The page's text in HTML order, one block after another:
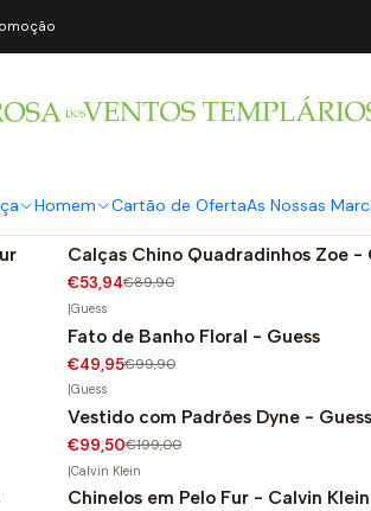
Homem Cartão de OfertaAs Nossas
€69,95
-40%
Calças Chino Quadradinhos Zoe -
€53,94€89,90
-50%
|Guess
Fato de Banho Floral - Guess
€49,95€99,90
-50%
Guess
Vestido com Padrões Dyne -
€99,50€199,00
|Calvin Klein
Chinelos em Pelo Fur - Calvin Klein